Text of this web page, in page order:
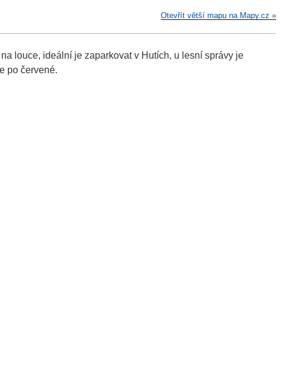
Otevřít větší mapu na Mapy.cz »
louce, ideální je zaparkovat v Hutích, u lesní správy je
po červené.